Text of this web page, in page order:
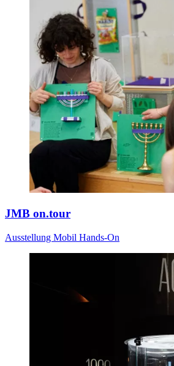
JMB on.tour
Ausstellung Mobil Hands-On